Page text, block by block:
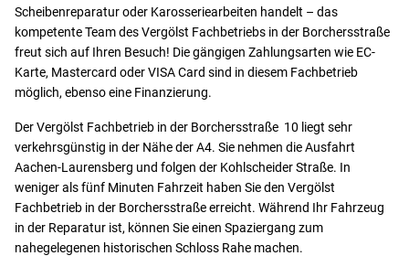
Scheibenreparatur oder Karosseriearbeiten handelt – das
kompetente Team des Vergölst Fachbetriebs in der Borchersstraße
freut sich auf Ihren Besuch! Die gängigen Zahlungsarten wie EC-
Karte, Mastercard oder VISA Card sind in diesem Fachbetrieb
möglich, ebenso eine Finanzierung.
Der Vergölst Fachbetrieb in der Borchersstraße 10 liegt sehr
verkehrsgünstig in der Nähe der A4. Sie nehmen die Ausfahrt
Aachen-Laurensberg und folgen der Kohlscheider Straße. In
weniger als fünf Minuten Fahrzeit haben Sie den Vergölst
Fachbetrieb in der Borchersstraße erreicht. Während Ihr Fahrzeug
in der Reparatur ist, können Sie einen Spaziergang zum
nahegelegenen historischen Schloss Rahe machen.